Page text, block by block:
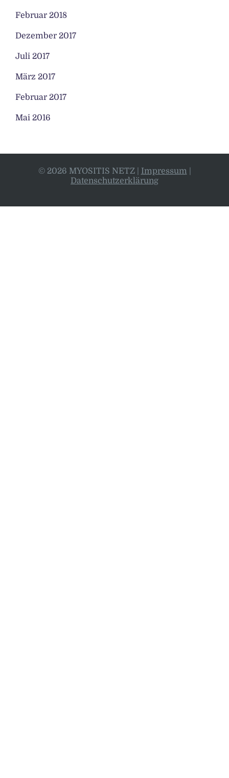
Februar 2018
Dezember 2017
Juli 2017
März 2017
Februar 2017
Mai 2016
© 2026 MYOSITIS NETZ Impressum
Datenschutzerklärung